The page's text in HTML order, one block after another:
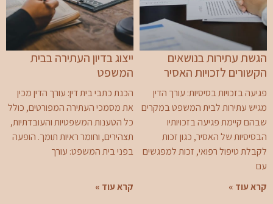
הגשת עתירות בנושאים
הקשורים לזכויות האסיר
פגיעה בזכויות בסיסיות: עורך הדין
מגיש עתירות לבית המשפט במקרים
שבהם קיימת פגיעה בזכויותיו
הבסיסיות של האסיר, כגון זכות
לקבלת טיפול רפואי, זכות למפגשים
עם
קרא עוד »
ייצוג בדיון העתירה בבית
המשפט
הכנת כתבי בית דין: עורך הדין מכין
את מסמכי העתירה המפורטים, כולל
כל הטענות המשפטיות והעובדתיות,
תצהירים, וחומר ראיות תומך. הופעה
בפני בית המשפט: עורך
קרא עוד »